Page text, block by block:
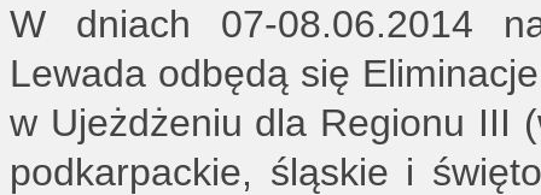
W dniach 07-08.06.2014
Lewada odbędą się
w Ujeżdżeniu dla Regionu III
podkarpackie, śląskie i